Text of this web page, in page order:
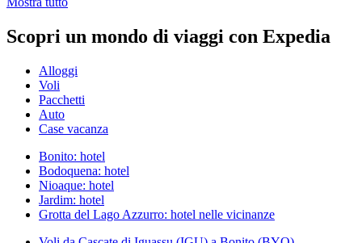
Scopri un mondo di viaggi con Expedia
Alloggi
Voli
Pacchetti
Auto
Case vacanza
Bonito: hotel
Bodoquena: hotel
Nioaque: hotel
Jardim: hotel
Grotta del Lago Azzurro: hotel nelle vicinanze